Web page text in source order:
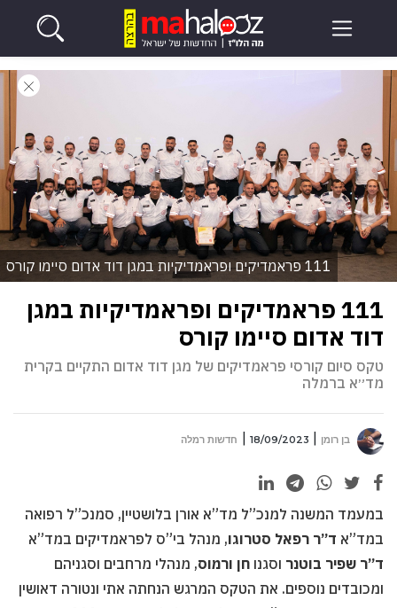
111 פראמדיקים ופראמדיקיות במגן דוד אדום סיימו קורס
111 פראמדיקים ופראמדיקיות במגן
דוד אדום סיימו קורס
טקס סיום קורסי פראמדיקים של מגן דוד אדום התקיים בקרית
מד״א ברמלה
בן רומן 18/09/2023 חדשות רמלה
במעמד המשנה למנכ”ל מד”א אורן בלושטיין, סמנכ”ל רפואה
במד”א ד”ר רפאל סטרוגו, מנהל בי”ס לפראמדיקים במד”א
ד”ר שפיר בוטנר וסגנו חן ורמוס, מנהלי מרחבים וסגניהם
ומכובדים נוספים. את הטקס המרגש הנחתה אתי ונטורה דאושין